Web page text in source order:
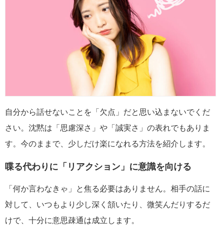
自分から話せないことを「欠点」だと思い込まないでくだ
さい。沈黙は「思慮深さ」や「誠実さ」の表れでもありま
す。今のままで、少しだけ楽になれる方法を紹介します。
喋る代わりに「リアクション」に意識を向ける
「何か言わなきゃ」と焦る必要はありません。相手の話に
対して、いつもより少し深く頷いたり、微笑んだりするだ
けで、十分に意思疎通は成立します。